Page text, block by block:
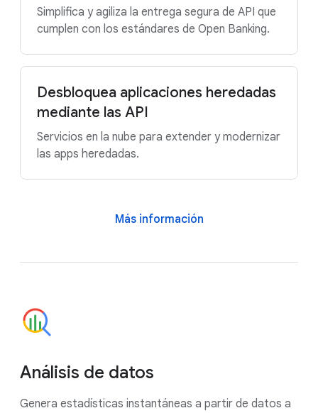
Simplifica y agiliza la entrega segura de API que
cumplen con los estándares de Open Banking.
Desbloquea aplicaciones heredadas
mediante las API
Servicios en la nube para extender y modernizar
las apps heredadas.
Más información
Análisis de datos
Genera estadísticas instantáneas a partir de datos a